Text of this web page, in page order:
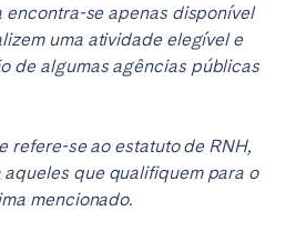
encontra-se apenas disponível
uma atividade elegível e
de algumas agências públicas
refere-se ao estatuto de RNH,
aqueles que qualifiquem para o
mencionado.